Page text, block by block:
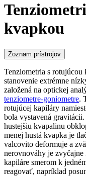
kvapkou
Zoznam prístrojov
Tenziometria s rotujúcou
stanovenie extrémne
založená na optickej
tenziometre-goniometre.
rotujúcej kapiláry
bola vystavená
hustejšiu kvapalinu
menej hustá kvapka je
valcovito deformuje a
nerovnováhy je
kapiláre smerom k
reagovať, napríklad